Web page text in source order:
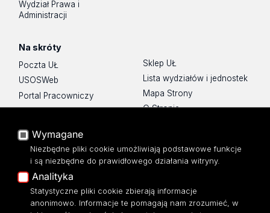
Wydział Prawa i
Administracji
Na skróty
Poczta UŁ
USOSWeb
Portal Pracowniczy
Baza Aktów Własnych
Moodle
Eksperci UŁ
Polityka Prywatności
Dostępność
Sklep UŁ
Lista wydziałów i jednostek
Mapa Strony
O Stronie
Wymagane
Niezbędne pliki cookie umożliwiają podstawowe funkcje
i są niezbędne do prawidłowego działania witryny.
Analityka
Statystyczne pliki cookie zbierają informacje
anonimowo. Informacje te pomagają nam zrozumieć, w